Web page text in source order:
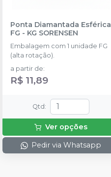
Ponta Diamantada Esférica
FG - KG SORENSEN
Embalagem com 1 unidade FG
(alta rotação).
a partir de:
R$ 11,89
Qtd :
Ver opções
Pedir via Whatsapp